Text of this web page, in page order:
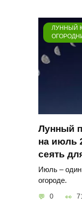
ЛУННЫЙ
Лунный
на июль
сеять
Июль –
огороде.
0